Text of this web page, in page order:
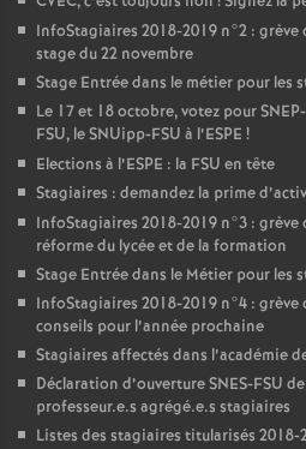
InfoStagiaires 2018-2019 n°2 :
stage du 22 novembre
Stage Entrée dans le métier pour les
Le 17 et 18 octobre, votez pourSNEP-
FSU, le SNUipp-FSU à l’ESPE !
Elections à l’ESPE : la FSU en tête
Stagiaires : demandez la prime
InfoStagiaires 2018-2019 n°3 :
réforme du lycée et de la formation
Stage Entrée dans le Métier pour les
InfoStagiaires 2018-2019 n°4 :
conseils pour l’année prochaine
Stagiaires affectés dans l’académie
Déclaration d’ouvertureSNES-FSU
professeur.e.s agrégé.e.s stagiaires
Listes des stagiaires titularisés 2018-